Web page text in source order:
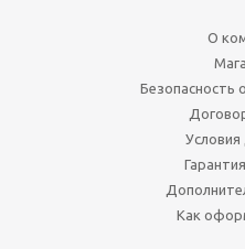
О
Безопасность
Условия
Как